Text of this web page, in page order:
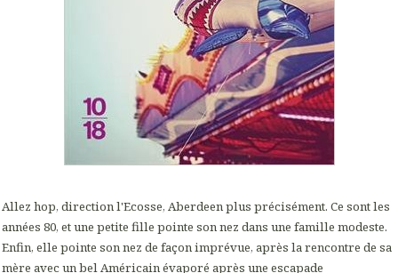
Allez hop, direction l'Ecosse, Aberdeen plus précisément. Ce sont les
années 80, et une petite fille pointe son nez dans une famille modeste.
Enfin, elle pointe son nez de façon imprévue, après la rencontre de sa
mère avec un bel Américain évaporé après une escapade